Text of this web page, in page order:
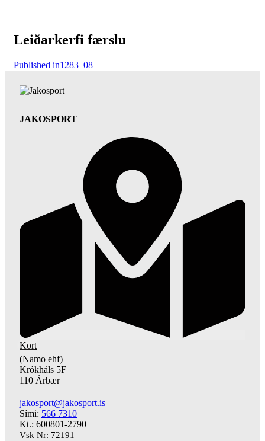
Leiðarkerfi færslu
Published in1283_08
JAKOSPORT
Kort
(Namo ehf)
Krókháls 5F
110 Árbær
jakosport@jakosport.is
Sími: 566 7310
Kt.: 600801-2790
Vsk Nr: 72191